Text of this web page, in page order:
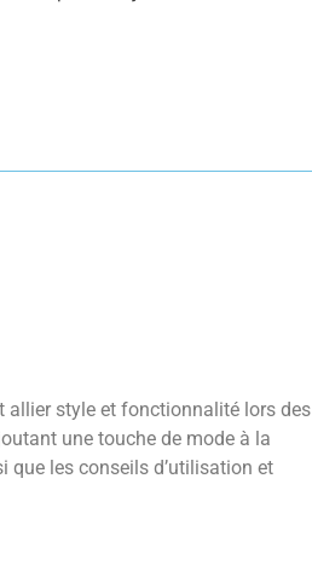
allier style et fonctionnalité lors des
une touche de mode à la
que les conseils d’utilisation et